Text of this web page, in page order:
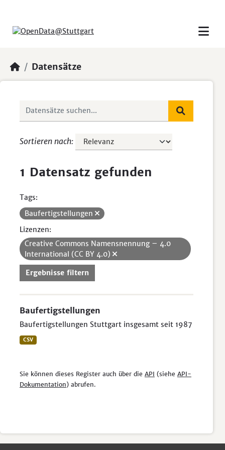
Datensätze
Sortieren nach
1 Datensatz gefunden
Tags:
Baufertigstellungen
Lizenzen:
Creative Commons Namensnennung – 4.0
International (CC BY 4.0)
Ergebnisse filtern
Baufertigstellungen
Baufertigstellungen Stuttgart insgesamt seit 1987
CSV
Sie können dieses Register auch über die API (siehe API-
Dokumentation) abrufen.